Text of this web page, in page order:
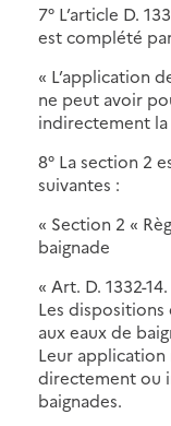
7° L’article D.
est complété
« L’application
ne peut avoir
indirectement la
8° La section 2
suivantes :
« Section 2 «
baignade
« Art. D. 1332-14.
Les dispositions
aux eaux de
Leur
directement ou
baignades.